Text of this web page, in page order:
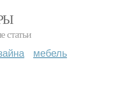
статьи
мебель